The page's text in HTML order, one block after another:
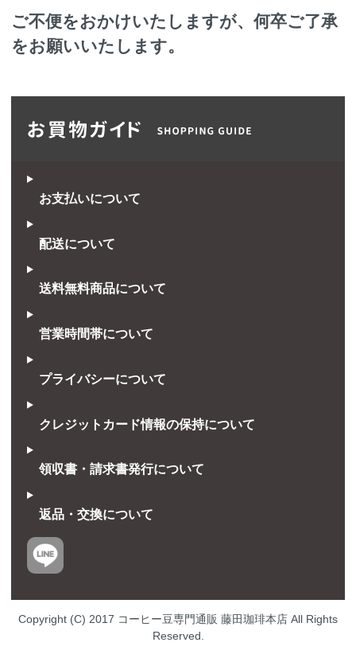
ご不便をおかけいたしますが、何卒ご了承
をお願いいたします。
お支払いについて
配送について
送料無料商品について
営業時間帯について
プライバシーについて
クレジットカード情報の保持について
領収書・請求書発行について
返品・交換について
Copyright (C) 2017 コーヒー豆専門通販 藤田珈琲本店 All Rights
Reserved.